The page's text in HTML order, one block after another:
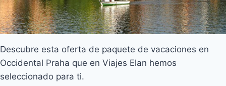
Descubre esta oferta de paquete de vacaciones en
Occidental Praha que en Viajes Elan hemos
seleccionado para ti.